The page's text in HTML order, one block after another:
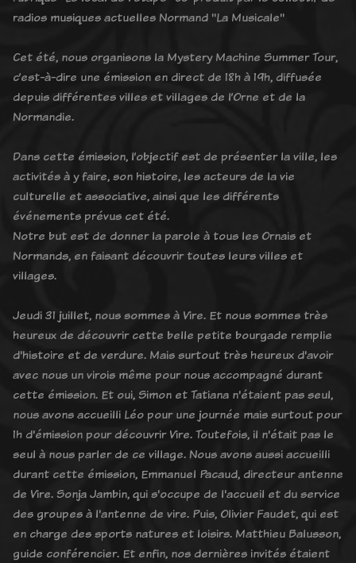
radios musiques actuelles Normand "La Musicale"
Cet été, nous organisons la Mystery Machine Summer Tour,
c’est-à-dire une émission en direct de 18h à 19h, diffusée
depuis différentes villes et villages de l’Orne et de la
Normandie.
Dans cette émission, l’objectif est de présenter la ville, les
activités à y faire, son histoire, les acteurs de la vie
culturelle et associative, ainsi que les différents
événements prévus cet été.
Notre but est de donner la parole à tous les Ornais et
Normands, en faisant découvrir toutes leurs villes et
villages.
Jeudi 31 juillet, nous sommes à Vire. Et nous sommes très
heureux de découvrir cette belle petite bourgade remplie
d'histoire et de verdure. Mais surtout très heureux d'avoir
avec nous un virois même pour nous accompagné durant
cette émission. Et oui, Simon et Tatiana n'étaient pas seul,
nous avons accueilli Léo pour une journée mais surtout pour
1h d'émission pour découvrir Vire. Toutefois, il n'était pas le
seul à nous parler de ce village. Nous avons aussi accueilli
durant cette émission, Emmanuel Pacaud, directeur antenne
de Vire. Sonja Jambin, qui s'occupe de l'accueil et du service
des groupes à l'antenne de vire. Puis, Olivier Faudet, qui est
en charge des sports natures et loisirs. Matthieu Balusson,
guide conférencier. Et enfin, nos dernières invités étaient